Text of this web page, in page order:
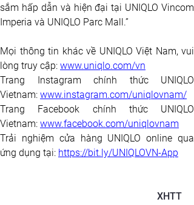
sắm hấp dẫn và hiện đại tại UNIQLO Vincom
Imperia và UNIQLO Parc Mall.”
Mọi thông tin khác về UNIQLO Việt Nam, vui
lòng truy cập: www.uniqlo.com/vn
Trang Instagram chính thức UNIQLO
Vietnam: www.instagram.com/uniqlovnam/
Trang Facebook chính thức UNIQLO
Vietnam: www.facebook.com/uniqlovnam
Trải nghiệm cửa hàng UNIQLO online qua
ứng dụng tại: https://bit.ly/UNIQLOVN-App
XHTT